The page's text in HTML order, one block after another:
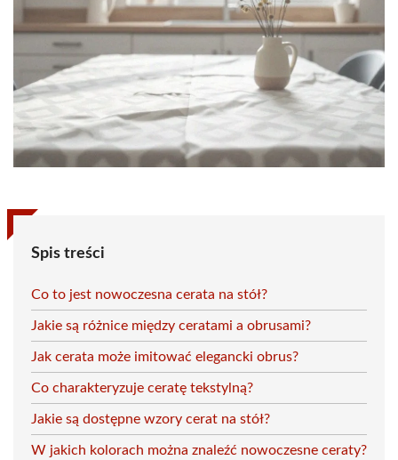
Spis treści
Co to jest nowoczesna cerata na stół?
Jakie są różnice między ceratami a obrusami?
Jak cerata może imitować elegancki obrus?
Co charakteryzuje ceratę tekstylną?
Jakie są dostępne wzory cerat na stół?
W jakich kolorach można znaleźć nowoczesne ceraty?